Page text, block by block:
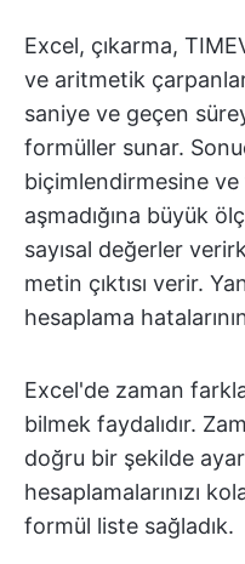
Excel, çıkarma,
ve aritmetik
saniye ve geçen
formüller sunar.
biçimlendirmesine ve
aşmadığına büyük
sayısal değerler
metin çıktısı verir.
hesaplama
Excel'de zaman
bilmek faydalıdır.
doğru bir şekilde
hesaplamalarınızı
formül liste sağladık.